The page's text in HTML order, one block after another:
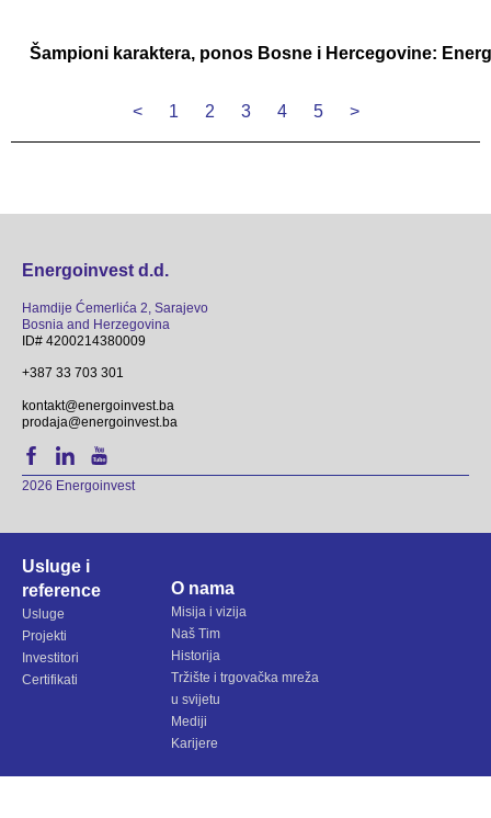
Šampioni karaktera, ponos Bosne i Hercegovine:
< 1 2 3 4 5 >
Energoinvest d.d.
Hamdije Ćemerlića 2, Sarajevo
Bosnia and Herzegovina
ID# 4200214380009
+387 33 703 301
kontakt@energoinvest.ba
prodaja@energoinvest.ba
2026 Energoinvest
Usluge i
reference
Usluge
Projekti
Investitori
Certifikati
O nama
Misija i vizija
Naš Tim
Historija
Tržište i trgovačka mreža
u svijetu
Mediji
Karijere